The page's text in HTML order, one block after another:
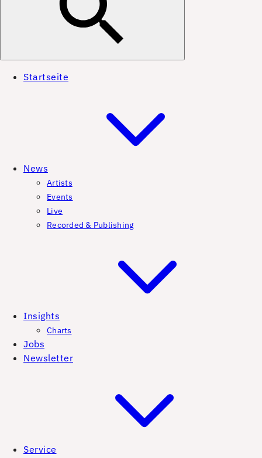
Startseite
News
Artists
Events
Live
Recorded & Publishing
Insights
Charts
Jobs
Newsletter
Service